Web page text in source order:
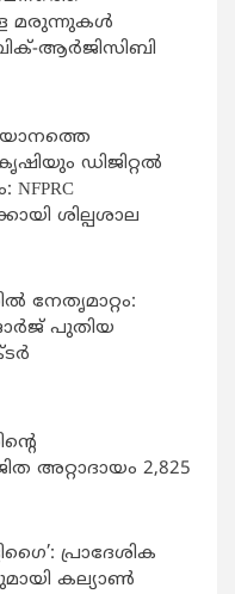
മരുന്നുകള്‍
ആര്‍ജിസിബി
ഡിജിറ്റൽ
ശില്പശാല
നേതൃമാറ്റം:
പുതിയ
അറ്റാദായം 2,825
പ്രാദേശിക
കല്യാണ്‍